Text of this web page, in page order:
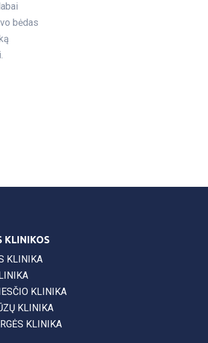
bėdas
KLINIKOS
KLINIKA
KLINIKA
KLINIKA
KLINIKA